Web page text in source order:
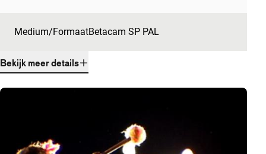
Medium/FormaatBetacam SP PAL
Bekijk meer details